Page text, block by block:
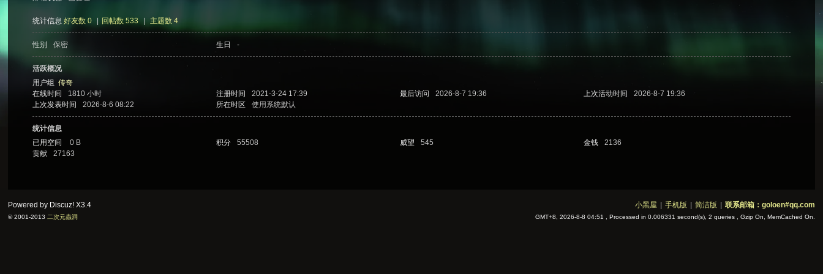
统计信息 好友数 0 回帖数 533 主题数 4
性别 保密 生日 -
活跃概况
用户组传奇
在线时间
1810 小时 注册时间 2021-3-24 17:39 最后访问 2026-8-7 19:36 上次活动时间
2026-8-7 19:36
上次发表时间
2026-8-6 08:22 所在时区 使用系统默认
统计信息
已用空间
0 B 积分 55508 威望 545 金钱
2136
贡献
27163
小黑屋 手机版 简洁版 联系邮箱：goloen#qq.com
GMT+8, 2026-8-8 04:51 , Processed in 0.006331 second(s), 2 queries , Gzip On, MemCached On.
Powered by Discuz!X3.4
© 2001-2013 二次元蟲洞